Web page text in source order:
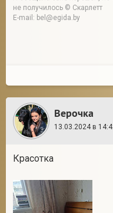
не получилось © Скарлетт
E-mail: bel@egida.by
Верочка
13.03.2024 в
Красотка